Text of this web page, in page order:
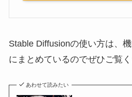
Stable Diffusionの使い方は、
にまとめているのでぜひご覧
あわせて読みたい